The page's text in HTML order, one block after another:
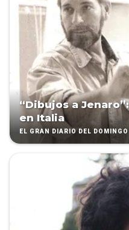
“Dibujos a
en Italia
EL GRAN DIARIO DEL DOMINGO